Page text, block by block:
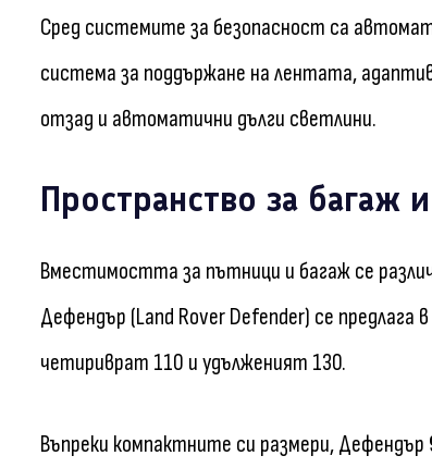
Сред системите за безопасност са
система за поддържане на лентата,
отзад и автоматични дълги светлини.
Пространство за багаж
Вместимостта за пътници и багаж се
Дефендър (Land Rover Defender) се
четириврат 110 и удълженият 130.
Въпреки компактните си размери,